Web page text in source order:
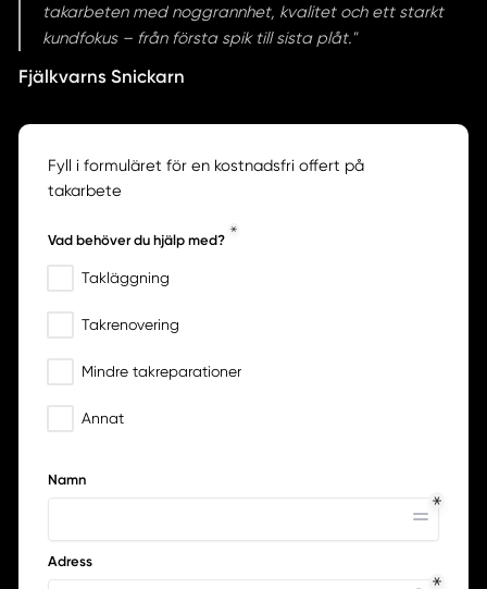
takarbeten med noggrannhet, kvalitet och ett starkt
kundfokus – från första spik till sista plåt."
Fjälkvarns Snickarn
Fyll i formuläret för en kostnadsfri offert på
takarbete
Vad behöver du hjälp med?
Takläggning
Takrenovering
Mindre takreparationer
Annat
Namn
Adress